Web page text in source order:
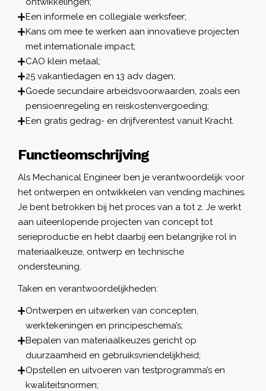
Een informele en collegiale werksfeer;
Kans om mee te werken aan innovatieve projecten
met internationale impact;
CAO klein metaal;
25 vakantiedagen en 13 adv dagen;
Goede secundaire arbeidsvoorwaarden, zoals een
pensioenregeling en reiskostenvergoeding;
Een gratis gedrag- en drijfverentest vanuit Kracht.
Functieomschrijving
Als Mechanical Engineer ben je verantwoordelijk voor
het ontwerpen en ontwikkelen van vending machines.
Je bent betrokken bij het proces van a tot z. Je werkt
aan uiteenlopende projecten van concept tot
serieproductie en hebt daarbij een belangrijke rol in
materiaalkeuze, ontwerp en technische
ondersteuning.
Taken en verantwoordelijkheden:
Ontwerpen en uitwerken van concepten,
werktekeningen en principeschema’s;
Bepalen van materiaalkeuzes gericht op
duurzaamheid en gebruiksvriendelijkheid;
Opstellen en uitvoeren van testprogramma’s en
kwaliteitsnormen;